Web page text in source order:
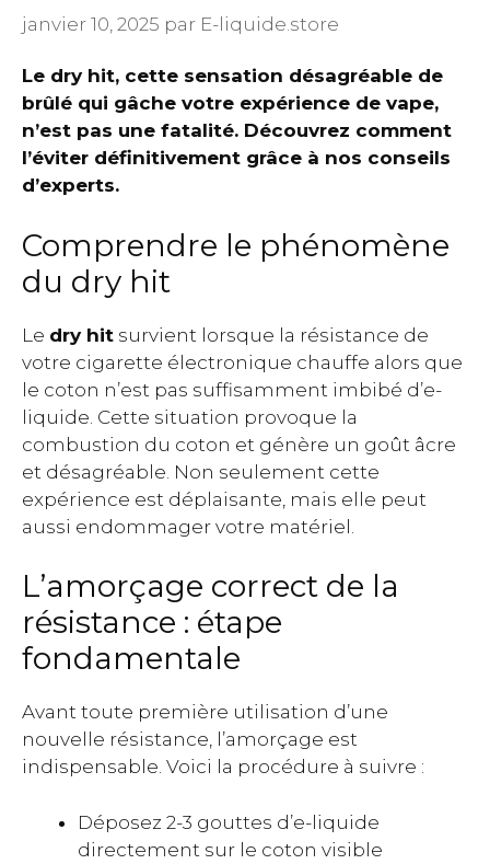
janvier 10, 2025 par E-liquide.store
Le dry hit, cette sensation désagréable de
brûlé qui gâche votre expérience de vape,
n’est pas une fatalité. Découvrez comment
l’éviter définitivement grâce à nos conseils
d’experts.
Comprendre le phénomène
du dry hit
Le dry hit survient lorsque la résistance de
votre cigarette électronique chauffe alors que
le coton n’est pas suffisamment imbibé d’e-
liquide. Cette situation provoque la
combustion du coton et génère un goût âcre
et désagréable. Non seulement cette
expérience est déplaisante, mais elle peut
aussi endommager votre matériel.
L’amorçage correct de la
résistance : étape
fondamentale
Avant toute première utilisation d’une
nouvelle résistance, l’amorçage est
indispensable. Voici la procédure à suivre :
Déposez 2-3 gouttes d’e-liquide
directement sur le coton visible